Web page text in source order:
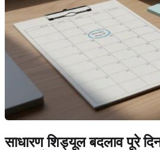
साधारण शिड्यूल बदलाव पूरे